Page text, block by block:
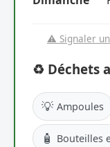
⚠️ Signaler
♻️ Déchets
💡 Ampoules
🧴 Bouteilles